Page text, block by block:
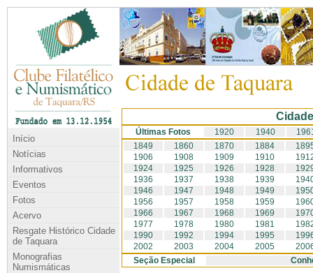
Início
Notícias
Informativos
Eventos
Fotos
Acervo
Resgate Histórico Cidade
de Taquara
Monografias
Numismáticas
Últimas Fotos 1920 1940
1849
1860 1870 1884
1906
1908 1909 1910
1924
1925 1926 1928
1936
1937 1938 1939
1946
1947 1948 1949
1956
1957 1958 1959
1966
1967 1968 1969
1977
1978 1980 1981
1990
1992 1994 1995
2002
2003 2004 2005
Seção Especial